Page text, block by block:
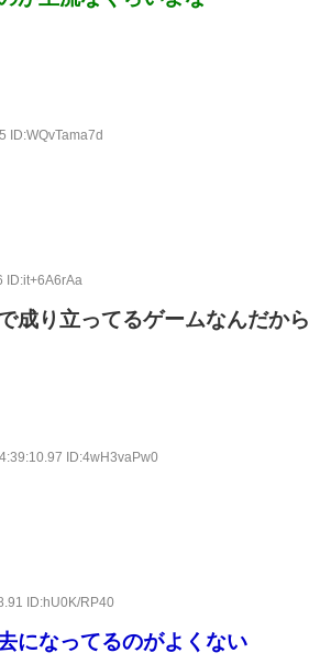
ID:WQvTama7d
ID:it+6A6rAa
成り立ってるゲームなんだから
ID:4wH3vaPw0
ID:hU0K/RP40
になってるのがよくない